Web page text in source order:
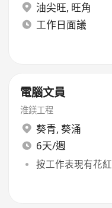
油尖旺, 旺角
工作日面議
電腦文員
淮鎂工程
葵青, 葵涌
6天/週
按工作表現有花紅